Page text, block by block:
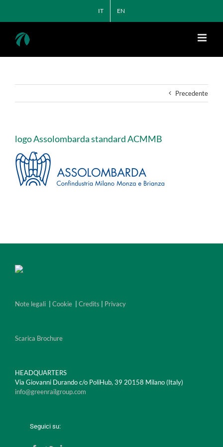
contenuto
IT EN
Precedente
logo Assolombarda standard ACMMB
Note legali Cookie Credits Privacy
Scarica Brochure
HEADQUARTERS
Via Giovanni Durando c/o PoliHub, 39 20158 Milano (Italy)
info@greenrailgroup.com
Seguici su: